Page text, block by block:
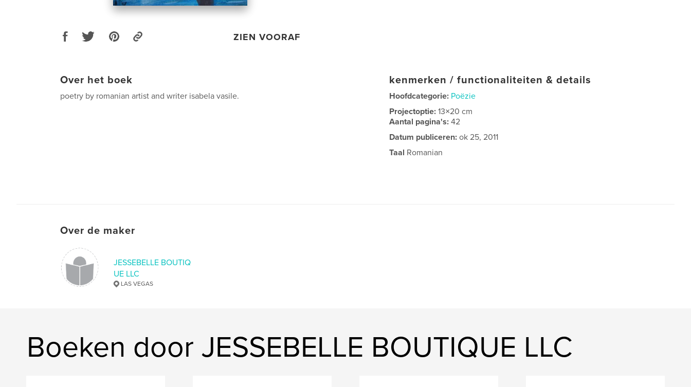
ZIEN VOORAF
Over het boek
poetry by romanian artist and writer isabela vasile.
kenmerken / functionaliteiten & details
Hoofdcategorie: Poëzie
Projectoptie:13×20 cm
Aantal pagina's:42
Datum publiceren: ok 25, 2011
Taal Romanian
Over de maker
JESSEBELLE BOUTIQ
UE LLC
LAS VEGAS
Boeken door JESSEBELLE BOUTIQUE LLC